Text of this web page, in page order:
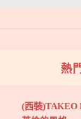
熱
(西裝)TAKEO